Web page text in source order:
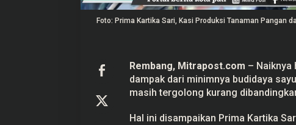
a
R
e
h
Foto: Prima Kartika Sari, Kasi Produksi Tanaman Pangan
Rembang, Mitrapost.com – Naiknya
dampak dari minimnya budidaya
masih tergolong kurang
Hal ini disampaikan Prima Kartika
Gerindra Tuding Ketua
Main’ dengan
Bersatu
Di Pati, Politik | 25 September